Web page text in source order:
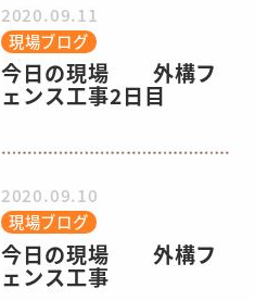
2020.09.11
現場ブログ
今日の現場 外構フ
ェンス工事2日目
2020.09.10
現場ブログ
今日の現場 外構フ
ェンス工事